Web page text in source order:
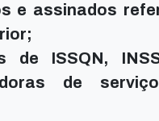
e assinados
de ISSQN,
de